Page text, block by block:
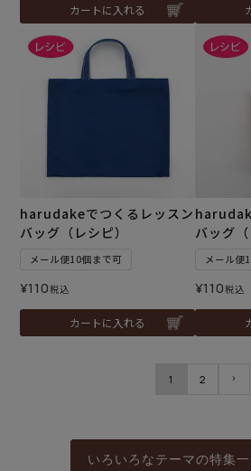
カートに入れる
harudakeでつくるレッスン
バッグ（レシピ）
メール便10個まで可
¥110税込
カートに入れる
バッグ（
メール便
¥110税込
1 2
いろいろなテーマの特集